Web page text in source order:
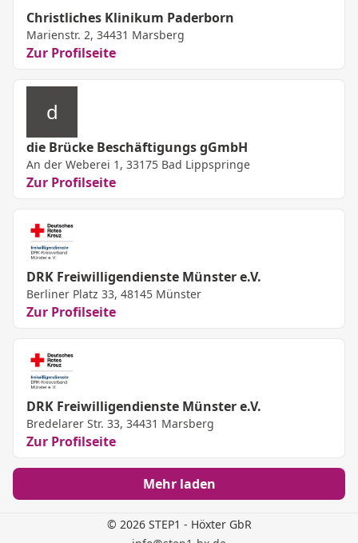
Christliches Klinikum Paderborn
Marienstr. 2, 34431 Marsberg
Zur Profilseite
d
die Brücke Beschäftigungs gGmbH
An der Weberei 1, 33175 Bad Lippspringe
Zur Profilseite
DRK Freiwilligendienste Münster e.V.
Berliner Platz 33, 48145 Münster
Zur Profilseite
DRK Freiwilligendienste Münster e.V.
Bredelarer Str. 33, 34431 Marsberg
Zur Profilseite
Mehr laden
© 2026 STEP1 - Höxter GbR